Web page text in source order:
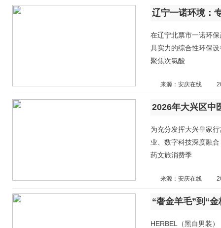
在辽宁北票市一诺环
具实力的综合性环保
聚焦次氯酸
来源：安庆在线
为充分发挥大兴皇家
业、数字科技深度融
药文旅消费季
来源：安庆在线
HERBEL（黑白男装